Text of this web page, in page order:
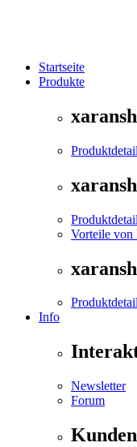
Startseite
Produkte
Vorteile von
Info
Newsletter
Forum